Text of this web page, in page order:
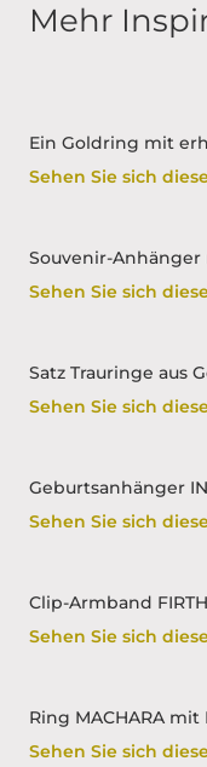
Mehr
Ein Goldring mit
Sehen Sie sich
Souvenir-
Sehen Sie sich
Satz Trauringe aus
Sehen Sie sich
Geburtsanhänger
Sehen Sie sich
Clip-Armband
Sehen Sie sich
Ring MACHARA
Sehen Sie sich